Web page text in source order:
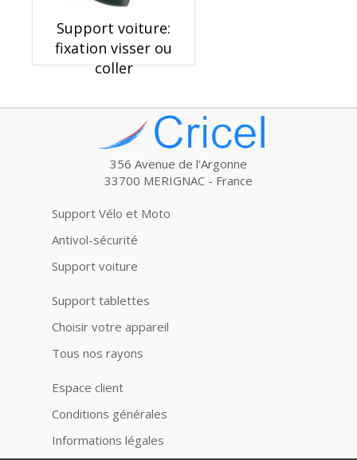
Support voiture:
fixation visser ou
coller
356 Avenue de l'Argonne
33700 MERIGNAC - France
Support Vélo et Moto
Antivol-sécurité
Support voiture
Support tablettes
Choisir votre appareil
Tous nos rayons
Espace client
Conditions générales
Informations légales